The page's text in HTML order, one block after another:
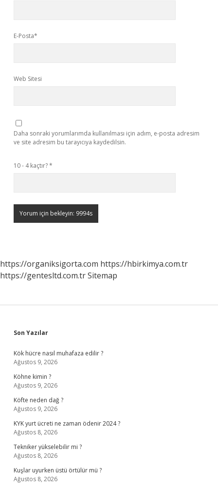
E-Posta*
Web Sitesi
Daha sonraki yorumlarımda kullanılması için adım, e-posta adresim
ve site adresim bu tarayıcıya kaydedilsin.
10 - 4 kaçtır?*
https://organiksigorta.com https://hbirkimya.com.tr
https://gentesltd.com.trSitemap
Sidebar
Son Yazılar
Kök hücre nasıl muhafaza edilir ?
Ağustos 9, 2026
Köhne kimin ?
Ağustos 9, 2026
Köfte neden dağ ?
Ağustos 9, 2026
KYK yurt ücreti ne zaman ödenir 2024 ?
Ağustos 8, 2026
Tekniker yükselebilir mi ?
Ağustos 8, 2026
Kuşlar uyurken üstü örtülür mü ?
Ağustos 8, 2026